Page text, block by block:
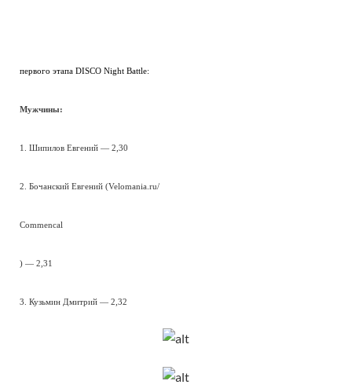
первого этапа DISCO Night Battle:
Мужчины:
1. Шипилов Евгений — 2,30
2. Бочанский Евгений (Velomania.ru/
Commencal
) — 2,31
3. Кузьмин Дмитрий — 2,32